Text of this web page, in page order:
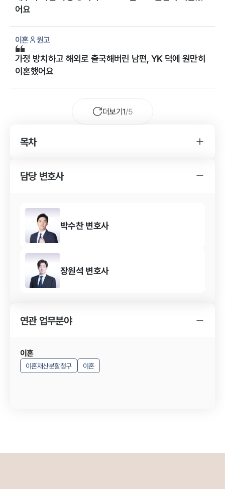
어요
이혼 원고
가정 방치하고 해외로 출국해버린 남편, YK 덕에 원만히
이혼했어요
더보기1/5
목차
YK 이혼 사건 변호사의 조력 내용
담당 변호사
박수찬 변호사
장원석 변호사
연관 업무분야
이혼
이혼재산분할청구 이혼